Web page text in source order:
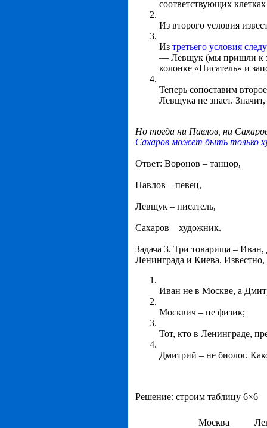
соответствующих
Из второго условия
Из третьего условия
— Левщук (мы пришли к
колонке «Писатель» и
Теперь сопоставим
Левщука не знает.
Но тогда ни Павлов, ни
Сахаров может быть только
Ответ: Воронов – танцор,
Павлов – певец,
Левщук – писатель,
Сахаров – художник.
Задача 3. Три товарища –
Ленинграда и Киева. Известно,
Иван не в Москве, а
Москвич – не физик;
Тот, кто в Ленинграде,
Дмитрий – не биолог.
Решение: строим таблицу 6×6
Москва